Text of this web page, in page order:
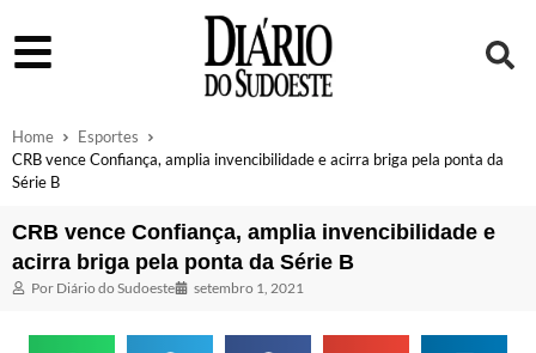
Home
Esportes
CRB vence Confiança, amplia invencibilidade e acirra briga pela ponta da
Série B
CRB vence Confiança, amplia invencibilidade e
acirra briga pela ponta da Série B
Por Diário do Sudoeste setembro 1, 2021